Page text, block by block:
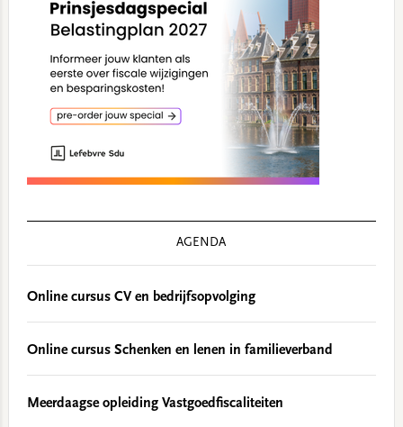
AGENDA
Online cursus CV en bedrijfsopvolging
Online cursus Schenken en lenen in familieverband
Meerdaagse opleiding Vastgoedfiscaliteiten